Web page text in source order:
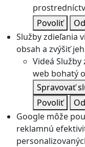
Povoliť
Služby zdieľania
obsah a zvýšiť
Videá Služby
web bohatý
Spravovať
Povoliť
Google môže
reklamnú